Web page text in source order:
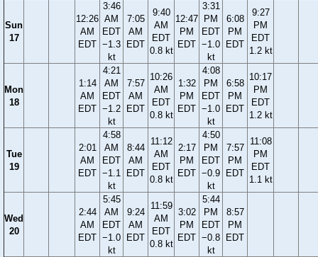
Sun
17
12:26
AM
EDT
3:46
AM
EDT
−1.3
kt
7:05
AM
EDT
9:40
AM
EDT
0.8 kt
12:47
PM
EDT
3:31
PM
EDT
−1.0
kt
6:08
PM
EDT
9:27
PM
EDT
1.2 kt
Mon
18
1:14
AM
EDT
4:21
AM
EDT
−1.2
kt
7:57
AM
EDT
10:26
AM
EDT
0.8 kt
1:32
PM
EDT
4:08
PM
EDT
−1.0
kt
6:58
PM
EDT
10:17
PM
EDT
1.2 kt
Tue
19
2:01
AM
EDT
4:58
AM
EDT
−1.1
kt
8:44
AM
EDT
11:12
AM
EDT
0.8 kt
2:17
PM
EDT
4:50
PM
EDT
−0.9
kt
7:57
PM
EDT
11:08
PM
EDT
1.1 kt
Wed
20
2:44
AM
EDT
5:45
AM
EDT
−1.0
kt
9:24
AM
EDT
11:59
AM
EDT
0.8 kt
3:02
PM
EDT
5:44
PM
EDT
−0.8
kt
8:57
PM
EDT